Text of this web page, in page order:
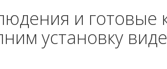
и готовые
установку